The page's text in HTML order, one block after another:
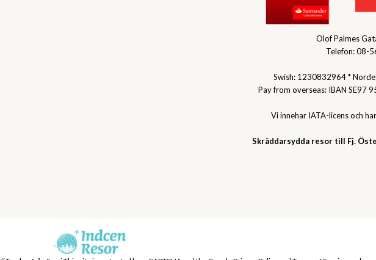
Olof Palmes
Telefon: 08-
Swish: 1230832964 *
Pay from overseas: IBAN SE97
Vi innehar IATA-licens och
Skräddarsydda resor till Fj.